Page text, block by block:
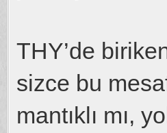
THY’de
sizce bu
mantıklı mı,